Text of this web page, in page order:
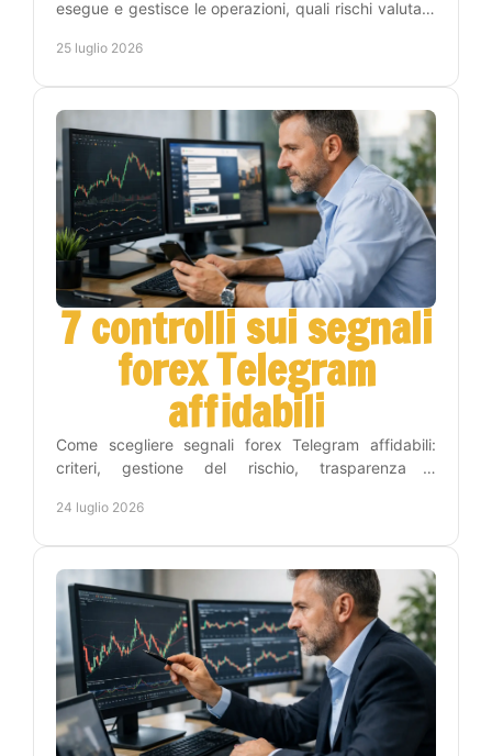
esegue e gestisce le operazioni, quali rischi valutare
25 luglio 2026
7 controlli sui segnali
forex Telegram
affidabili
Come scegliere segnali forex Telegram affidabili:
criteri, gestione del rischio, trasparenza e
ogni giorno.
24 luglio 2026